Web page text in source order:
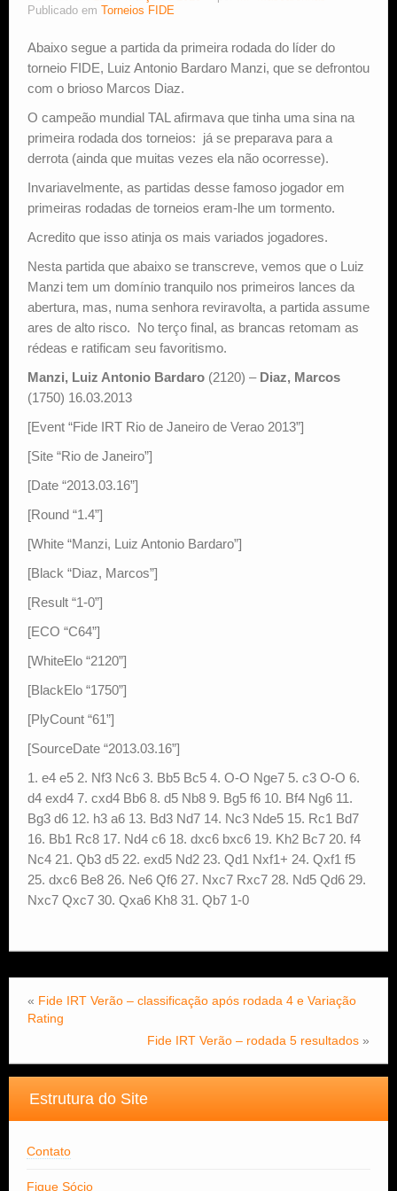
Publicado em
Torneios FIDE
Abaixo segue a partida da primeira rodada do líder do
torneio FIDE, Luiz Antonio Bardaro Manzi, que se defrontou
com o brioso Marcos Diaz.
O campeão mundial TAL afirmava que tinha uma sina na
primeira rodada dos torneios: já se preparava para a
derrota (ainda que muitas vezes ela não ocorresse).
Invariavelmente, as partidas desse famoso jogador em
primeiras rodadas de torneios eram-lhe um tormento.
Acredito que isso atinja os mais variados jogadores.
Nesta partida que abaixo se transcreve, vemos que o Luiz
Manzi tem um domínio tranquilo nos primeiros lances da
abertura, mas, numa senhora reviravolta, a partida assume
ares de alto risco. No terço final, as brancas retomam as
rédeas e ratificam seu favoritismo.
Manzi, Luiz Antonio Bardaro (2120) – Diaz, Marcos
(1750) 16.03.2013
[Event “Fide IRT Rio de Janeiro de Verao 2013”]
[Site “Rio de Janeiro”]
[Date “2013.03.16”]
[Round “1.4”]
[White “Manzi, Luiz Antonio Bardaro”]
[Black “Diaz, Marcos”]
[Result “1-0”]
[ECO “C64”]
[WhiteElo “2120”]
[BlackElo “1750”]
[PlyCount “61”]
[SourceDate “2013.03.16”]
1. e4 e5 2. Nf3 Nc6 3. Bb5 Bc5 4. O-O Nge7 5. c3 O-O 6.
d4 exd4 7. cxd4 Bb6 8. d5 Nb8 9. Bg5 f6 10. Bf4 Ng6 11.
Bg3 d6 12. h3 a6 13. Bd3 Nd7 14. Nc3 Nde5 15. Rc1 Bd7
16. Bb1 Rc8 17. Nd4 c6 18. dxc6 bxc6 19. Kh2 Bc7 20. f4
Nc4 21. Qb3 d5 22. exd5 Nd2 23. Qd1 Nxf1+ 24. Qxf1 f5
25. dxc6 Be8 26. Ne6 Qf6 27. Nxc7 Rxc7 28. Nd5 Qd6 29.
Nxc7 Qxc7 30. Qxa6 Kh8 31. Qb7 1-0
« Fide IRT Verão – classificação após rodada 4 e Variação
Rating
Fide IRT Verão – rodada 5 resultados »
Estrutura do Site
Contato
Fique Sócio